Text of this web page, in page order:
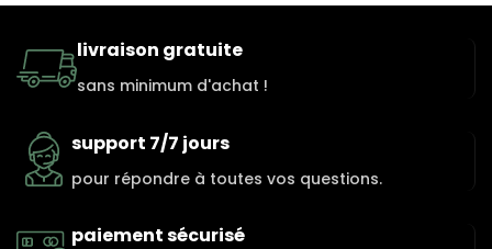
livraison gratuite
sans minimum d'achat !
support 7/7 jours
pour répondre à toutes vos questions.
paiement sécurisé